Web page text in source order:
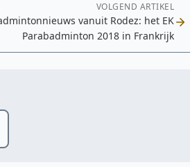
VOLGEND ARTIKEL
vanuit Rodez: het EK
Parabadminton 2018 in Frankrijk